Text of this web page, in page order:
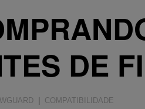
DE
COMPATIBILIDADE